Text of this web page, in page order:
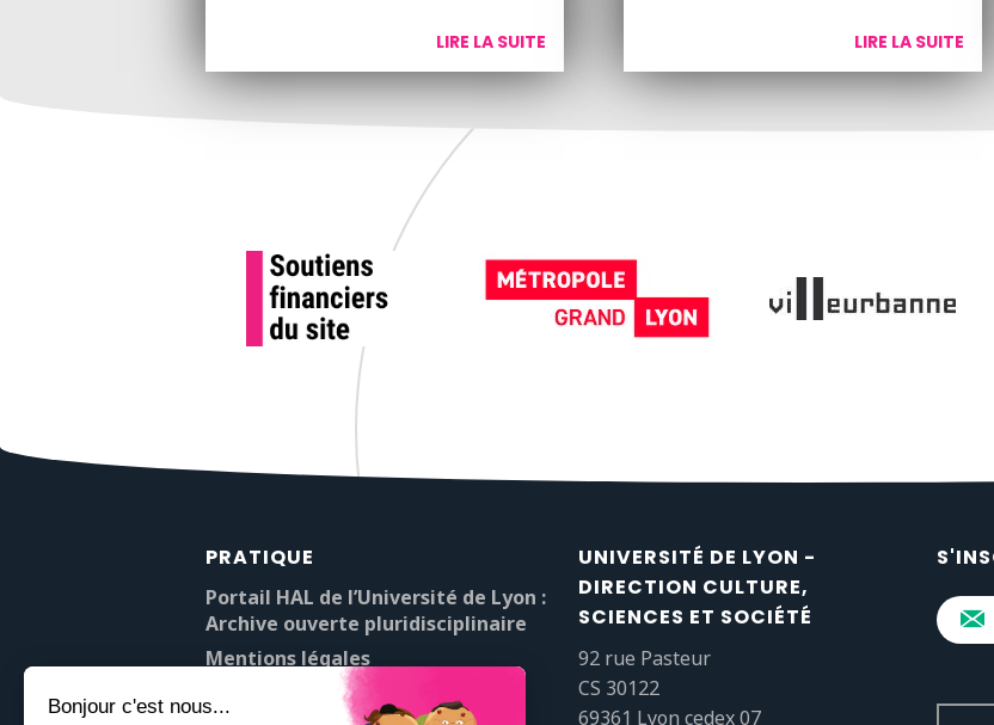
LIRE LA SUITE LIRE LA SUITE
PRATIQUE
Portail HAL de l’Université de Lyon :
Archive ouverte pluridisciplinaire
Mentions légales
À propos de Pop’Sciences
UNIVERSITÉ DE LYON -
DIRECTION CULTURE,
SCIENCES ET SOCIÉTÉ
92 rue Pasteur
CS 30122
69361 Lyon cedex 07